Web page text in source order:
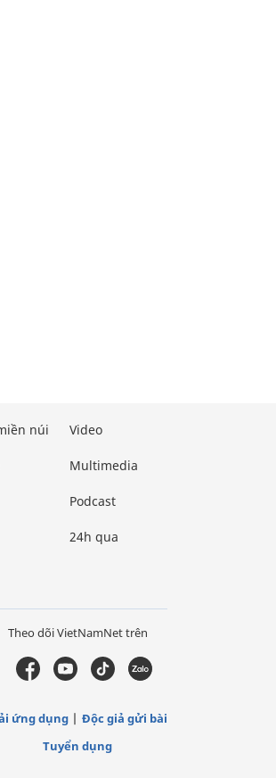
núi Video
Multimedia
Podcast
24h qua
Theo dõi VietNamNet trên
ứng dụng
Độc giả gửi bài
Tuyển dụng